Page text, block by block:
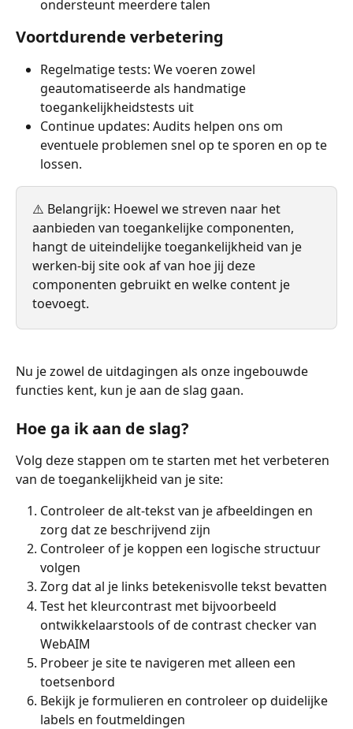
ondersteunt meerdere talen
Voortdurende verbetering
Regelmatige tests: We voeren zowel
geautomatiseerde als handmatige
toegankelijkheidstests uit
Continue updates: Audits helpen ons om
eventuele problemen snel op te sporen en op te
lossen.
⚠️ Belangrijk: Hoewel we streven naar het
aanbieden van toegankelijke componenten,
hangt de uiteindelijke toegankelijkheid van je
werken-bij site ook af van hoe jij deze
componenten gebruikt en welke content je
toevoegt.
Nu je zowel de uitdagingen als onze ingebouwde
functies kent, kun je aan de slag gaan.
Hoe ga ik aan de slag?
Volg deze stappen om te starten met het verbeteren
van de toegankelijkheid van je site:
Controleer de alt-tekst van je afbeeldingen en
zorg dat ze beschrijvend zijn
Controleer of je koppen een logische structuur
volgen
Zorg dat al je links betekenisvolle tekst bevatten
Test het kleurcontrast met bijvoorbeeld
ontwikkelaarstools of de contrast checker van
WebAIM
Probeer je site te navigeren met alleen een
toetsenbord
Bekijk je formulieren en controleer op duidelijke
labels en foutmeldingen